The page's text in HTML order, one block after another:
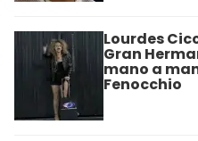
Lourdes
Gran
mano a
Fenocchio